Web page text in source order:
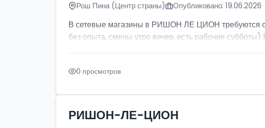
Рош Пина (Центр страны) Опубликовано: 19.06.2026
В сетевые магазины в РИШОН ЛЕ ЦИОН требуются
без опыта, смены утро вечер, есть рабочие субботы)
0 просмотров
РИШОН-ЛЕ-ЦИОН